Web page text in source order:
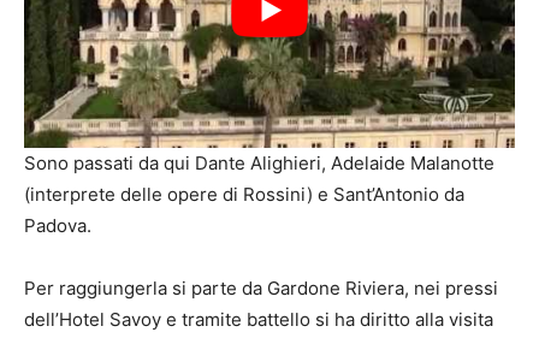
Sono passati da qui Dante Alighieri, Adelaide Malanotte
(interprete delle opere di Rossini) e Sant’Antonio da
Padova.
Per raggiungerla si parte da Gardone Riviera, nei pressi
dell’Hotel Savoy e tramite battello si ha diritto alla visita